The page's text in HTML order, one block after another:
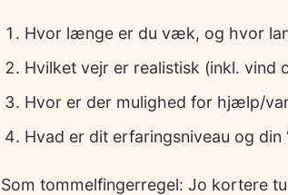
Hvor længe er du væk, og hvor
Hvilket vejr er realistisk (inkl.
Hvor er der mulighed for hjælp/
Hvad er dit erfaringsniveau og din
Som tommelfingerregel: Jo kortere